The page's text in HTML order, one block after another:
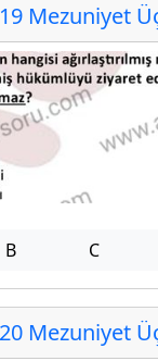
Mezuniyet
B C
Mezuniyet